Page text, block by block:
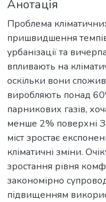
Анотація
Проблема
пришвидшення
урбанізації та
впливають на
оскільки вони
виробляють понад
парникових газів,
менше 2% поверхні
міст зростає
кліматичні зміни.
зростання рівня
закономірно
підвищенням